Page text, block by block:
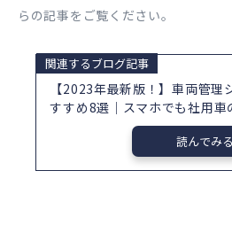
らの記事をご覧ください。
関連するブログ記事
【2023年最新版！】車両管理
すすめ8選｜スマホでも社用車
読んでみる